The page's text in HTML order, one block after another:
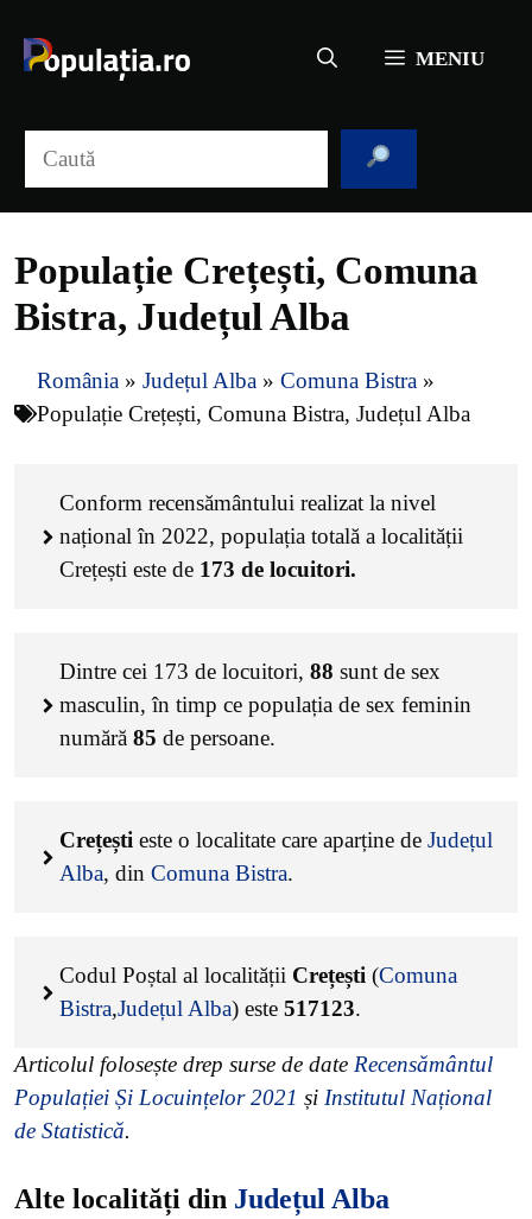
conținut
MENIU
Populație Crețești, Comuna
Bistra, Județul Alba
România » Județul Alba » Comuna Bistra »
Populație Crețești, Comuna Bistra, Județul Alba
Conform recensământului realizat la nivel
național în 2022, populația totală a localității
Crețești este de 173 de locuitori.
Dintre cei 173 de locuitori, 88 sunt de sex
masculin, în timp ce populația de sex feminin
numără 85 de persoane.
Crețești este o localitate care aparține de Județul
Alba, din Comuna Bistra.
Codul Poștal al localității Crețești (Comuna
Bistra,Județul Alba) este 517123.
Articolul folosește drep surse de date Recensământul
Populației Și Locuințelor 2021 și Institutul Național
de Statistică.
Alte localități din Județul Alba